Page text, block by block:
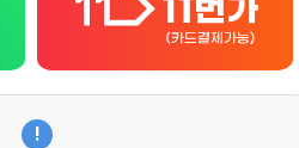
!